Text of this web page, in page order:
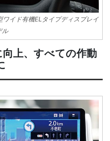
イド有機ELタイプディスプレイ
ル
上、すべての作動